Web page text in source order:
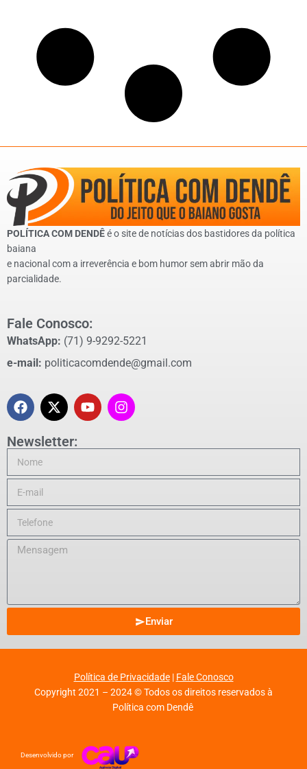
POLÍTICA COM DENDÊé o site de notícias dos bastidores da política
baiana
e nacional com a irreverência e bom humor sem abrir mão da
parcialidade.
Fale Conosco:
WhatsApp: (71) 9-9292-5221
e-mail: politicacomdende@gmail.com
Newsletter:
Enviar
Política de Privacidade| Fale Conosco
Copyright 2021 – 2024 © Todos os direitos reservados à
Política com Dendê
Desenvolvido por